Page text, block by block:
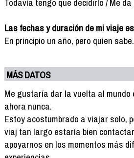
Las fechas y duración de mi viaje
En principio un año, pero quien
MÁS DATOS
Me gustaría dar la vuelta al mundo
ahora nunca.
Estoy acostumbrado a viajar solo,
viaj tan largo estaría bien
apoyarnos en los momentos más